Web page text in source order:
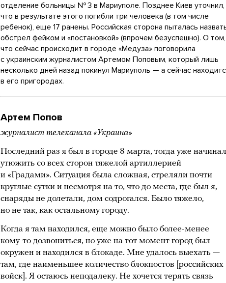
отделение больницы № 3 в Мариуполе. Позднее Киев уточнил,
что в результате этого погибли три человека (в том числе
ребенок), еще 17 ранены. Российская сторона пыталась
обстрел фейком и «постановкой» (впрочем безуспешно). О том,
что сейчас происходит в городе «Медуза» поговорила
с украинским журналистом Артемом Поповым, который лишь
несколько дней назад покинул Мариуполь — а сейчас
в его пригородах.
Артем Попов
журналист телеканала «Украина»
Последний раз я был в городе 8 марта, тогда уже
утюжить со всех сторон тяжелой артиллерией
и «Градами». Ситуация была сложная, стреляли почти
круглые сутки и несмотря на то, что до места, где был я,
снаряды не долетали, дом содрогался. Было тяжело,
но не так, как остальному городу.
Когда я там находился, еще можно было более-менее
кому-то дозвониться, но уже на тот момент город был
окружен и находился в блокаде. Мне удалось выехать —
там, где наименьшее количество блокпостов [российских
войск]. Я остаюсь неподалеку. Не хочется терять связь